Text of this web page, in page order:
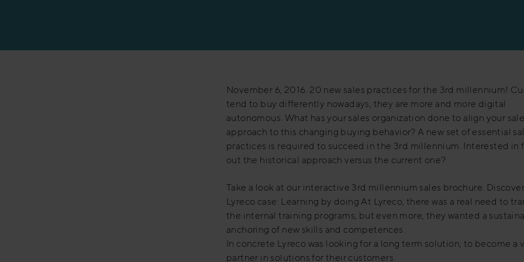
November 6, 2016. ​20 new sales practices for the 3rd millennium!
tend to buy differently nowadays, they are more and more digital
autonomous. What has your sales organization done to align your
approach to this changing buying behavior? A new set of essential
practices is required to succeed in the 3rd millennium. Interested in
out the historical approach versus the current one?
Take a look at our interactive 3rd millennium sales brochure.
Lyreco case: Learning by doing At Lyreco, there was a real need to
the internal training programs, but even more, they wanted a
anchoring of new skills and competences.
​In concrete Lyreco was looking for a long term solution, to become a
partner in solutions for their customers.